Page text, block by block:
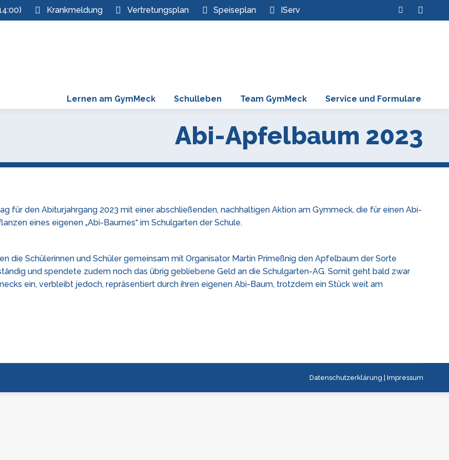
Krankmeldung Vertretungsplan Speiseplan IServ
Instagram
Search:
Lernen am GymMeck Schulleben Team GymMeck Service und Formulare
Abi-Apfelbaum 2023
für den Abiturjahrgang 2023 mit einer abschließenden, nachhaltigen Aktion am Gymmeck, die für einen Abi-
eines eigenen „Abi-Baumes“ im Schulgarten der Schule.
die Schülerinnen und Schüler gemeinsam mit Organisator Martin Primeßnig den Apfelbaum der Sorte
und spendete zudem noch das übrig gebliebene Geld an die Schulgarten-AG. Somit geht bald zwar
ein, verbleibt jedoch, repräsentiert durch ihren eigenen Abi-Baum, trotzdem ein Stück weit am
Datenschutzerklärung Impressum